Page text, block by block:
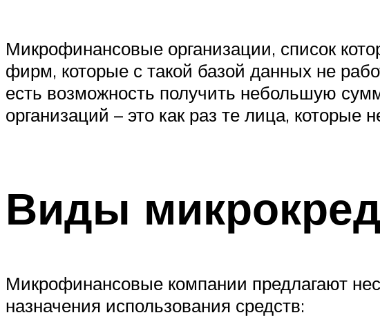
Микрофинансовые организации, список
фирм, которые с такой базой данных не
есть возможность получить небольшую
организаций – это как раз те лица, которые
Виды
Микрофинансовые компании предлагают
назначения использования средств: